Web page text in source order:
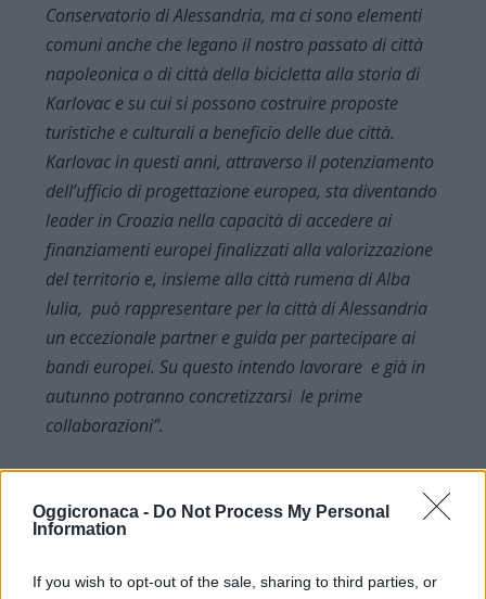
Oggicronaca - Do Not Process My Personal
Information
If you wish to opt-out of the sale, sharing to third parties, or
Conservatorio di Alessandria, ma ci sono elementi
comuni anche che legano il nostro passato di città
napoleonica o di città della bicicletta alla storia di
Karlovac e su cui si possono costruire proposte
turistiche e culturali a beneficio delle due città.
Karlovac in questi anni, attraverso il potenziamento
dell’ufficio di progettazione europea, sta diventando
leader in Croazia nella capacità di accedere ai
finanziamenti europei finalizzati alla valorizzazione
del territorio e, insieme alla città rumena di Alba
Iulia, può rappresentare per la città di Alessandria
un eccezionale partner e guida per partecipare ai
bandi europei. Su questo intendo lavorare e già in
autunno potranno concretizzarsi le prime
collaborazioni”.